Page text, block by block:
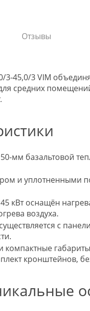
Отзывы
3-45,0/3 VIM
средних
мм базальтовой
и уплотненными
кВт оснащён
воздуха.
с
кронштейнов,